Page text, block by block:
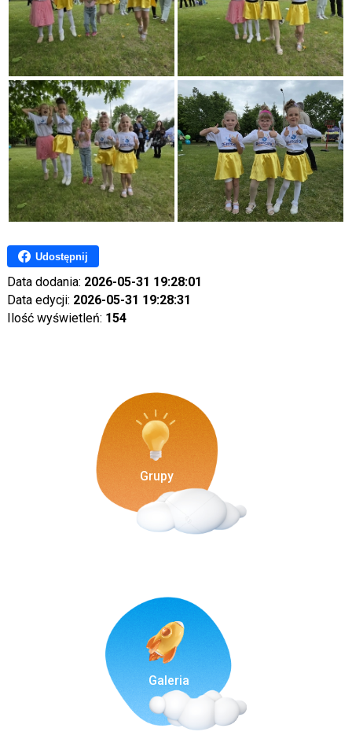
Udostępnij
Data dodania: 2026-05-31 19:28:01
Data edycji: 2026-05-31 19:28:31
Ilość wyświetleń: 154
Grupy
Galeria